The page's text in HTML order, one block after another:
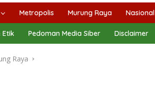
Metropolis Murung Raya Nasional
Etik Pedoman Media Siber Disclaimer
Raya